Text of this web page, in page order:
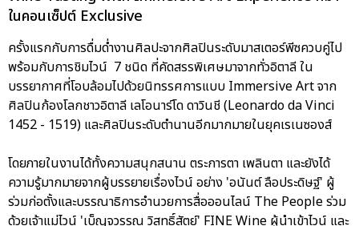
ในคอนเซ็ปต์ Exclusive
ครั้งแรกกับการดื่มด่ำงานศิลปะจากศิลปินระดับมาสเตอร์พีซควบคู่ไป
พร้อมกับการชิมไวน์ 7 ชนิด ที่คัดสรรพิเศษมาจากทั่วอิตาลี ใน
บรรยากาศที่โอบล้อมไปด้วยนิทรรศการแบบ Immersive Art จาก
ศิลปินก้องโลกชาวอิตาลี เลโอนาร์โด ดาวินชี (Leonardo da Vinci
1452 - 1519) และศิลปินระดับตำนานอีกมากมายในยุคเรเนซองส์
โดยภายในงานได้ทั้งความสนุกสนาน ตระการตา เพลินตา และยังได้
ความรู้มากมายจากผู้บรรยายเรื่องไวน์ อย่าง 'อนันต์ ลือประดิษฐ์' ผู้
ร่วมก่อตั้งและบรรณาธิการอำนวยการสื่อออนไลน์ The People ร่วม
ด้วยเจ้าแม่ไวน์ 'เบ็ญจวรรณ วิสุทธิ์สัตย์' FINE Wine ผู้นำเข้าไวน์ และ